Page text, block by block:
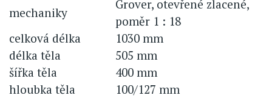
mechaniky
Grover, otevřené zlacené,
poměr 1 : 18
celková délka
1030 mm
délka těla
505 mm
šířka těla
400 mm
hloubka těla
100/127 mm